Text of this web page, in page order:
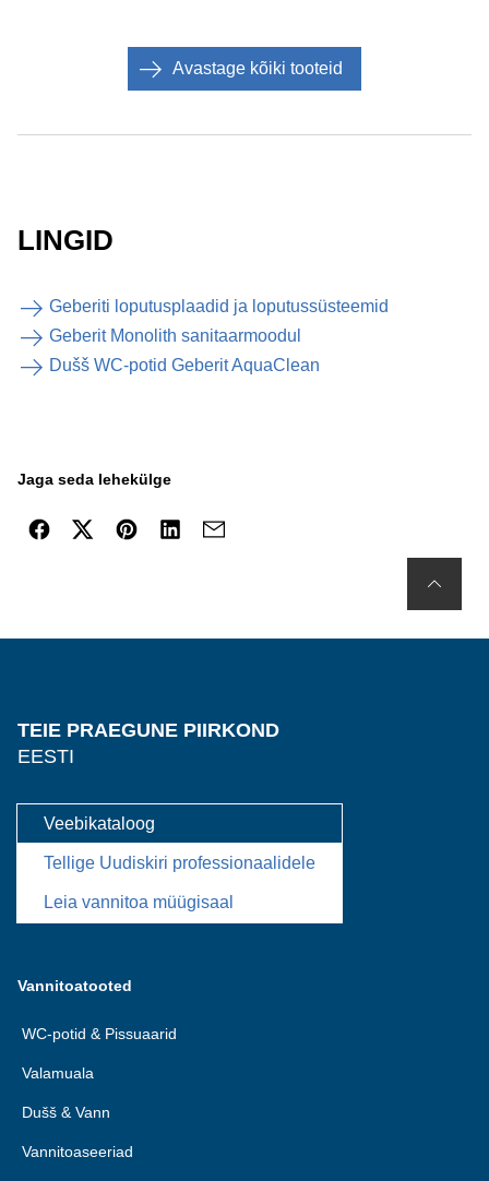
Avastage kõiki tooteid
LINGID
Geberiti loputusplaadid ja loputussüsteemid
Geberit Monolith sanitaarmoodul
Dušš WC-potid Geberit AquaClean
Jaga seda lehekülge
TEIE PRAEGUNE PIIRKOND
EESTI
Veebikataloog
Tellige Uudiskiri professionaalidele
Leia vannitoa müügisaal
Vannitoatooted
WC-potid & Pissuaarid
Valamuala
Dušš & Vann
Vannitoaseeriad